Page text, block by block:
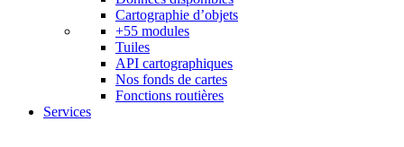
Cartographie d’objets
+55 modules
Tuiles
API cartographiques
Nos fonds de cartes
Fonctions routières
Services